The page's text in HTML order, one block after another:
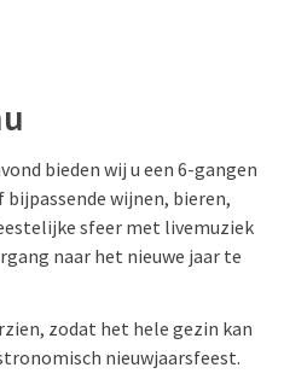
bieden wij u een 6-gangen
wijnen, bieren,
sfeer met livemuziek
naar het nieuwe jaar te
zodat het hele gezin kan
nieuwjaarsfeest.